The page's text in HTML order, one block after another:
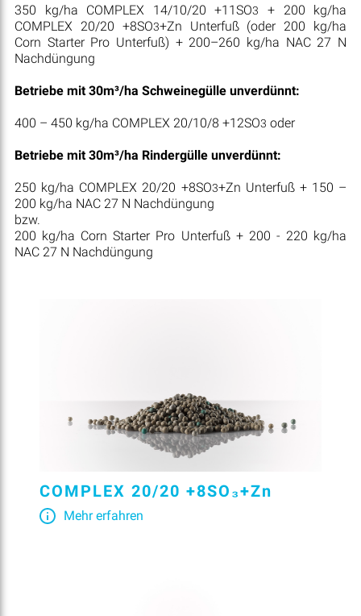
350 kg/ha COMPLEX 14/10/20 +11SO3
+ 200 kg/ha
COMPLEX 20/20 +8SO3+Zn Unterfuß (oder 200 kg/ha
Corn Starter Pro Unterfuß) + 200–260 kg/ha NAC 27 N
Nachdüngung
Betriebe mit 30m³/ha Schweinegülle unverdünnt:
400 – 450 kg/ha COMPLEX 20/10/8 +12SO3 oder
Betriebe mit 30m³/ha Rindergülle unverdünnt:
250 kg/ha COMPLEX 20/20 +8SO3+Zn Unterfuß + 150 –
200 kg/ha NAC 27 N Nachdüngung
bzw.
200 kg/ha Corn Starter Pro Unterfuß + 200 - 220 kg/ha
NAC 27 N Nachdüngung
COMPLEX 20/20 +8SO₃+Zn
Mehr erfahren